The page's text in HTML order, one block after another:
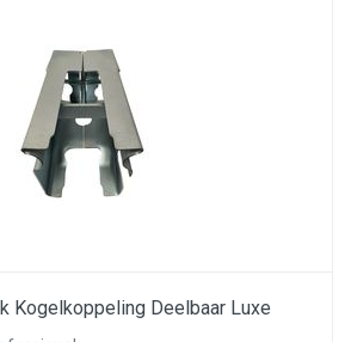
Kogelkoppeling Deelbaar Luxe